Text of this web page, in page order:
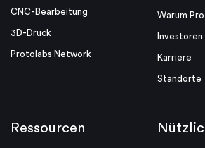
CNC-Bearbeitung
3D-Druck
Protolabs Network
Warum
Investoren
Karriere
Standorte
Ressourcen